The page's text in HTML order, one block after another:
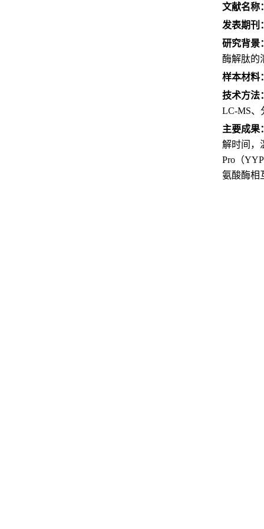
文献名称
发表期刊
研究背景
酶解肽的
样本材料
技术方法
LC-MS、
主要成果
解时间，
Pro（
氨酸酶相